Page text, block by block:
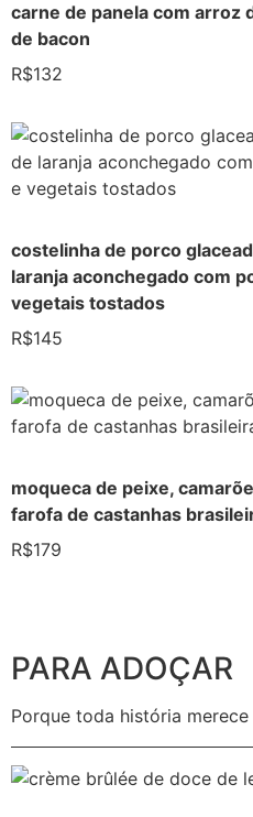
carne de panela com arroz
de bacon
R$132
costelinha de porco
laranja aconchegado com
vegetais tostados
R$145
moqueca de peixe,
farofa de castanhas
R$179
PARA ADOÇAR
Porque toda história